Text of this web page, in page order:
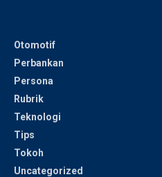
Otomotif
Perbankan
Persona
Rubrik
Teknologi
Tips
Tokoh
Uncategorized